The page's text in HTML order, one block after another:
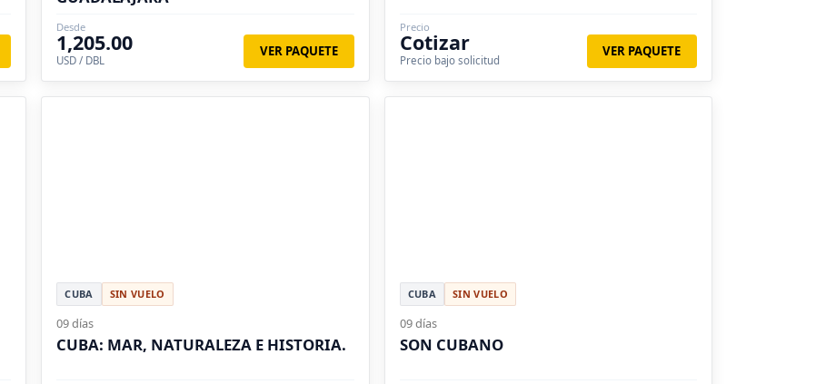
Desde
1,205.00
USD / DBL
VER PAQUETE
Precio
Cotizar
Precio bajo solicitud
VER PAQUETE
CUBA SIN VUELO
09 días
CUBA: MAR, NATURALEZA E HISTORIA.
CUBA SIN VUELO
09 días
SON CUBANO